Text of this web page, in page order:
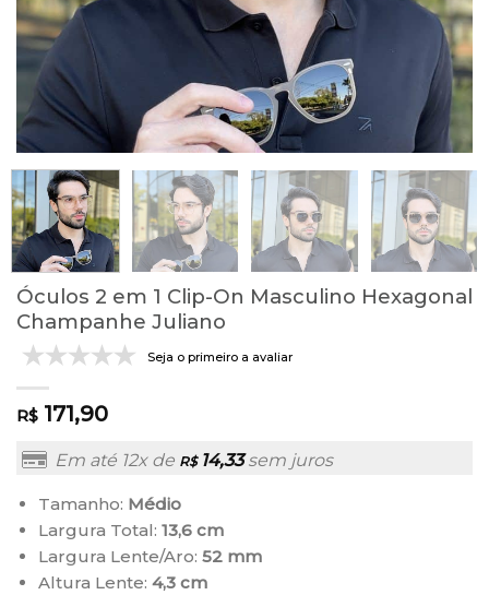
Óculos 2 em 1 Clip-On Masculino Hexagonal
Champanhe Juliano
Seja o primeiro a avaliar
R$ 171,90
Em até 12x de R$14,33sem juros
Tamanho: Médio
Largura Total: 13,6 cm
Largura Lente/Aro: 52 mm
Altura Lente: 4,3 cm